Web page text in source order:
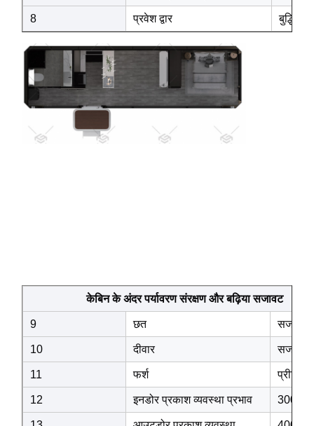
8 प्रवेश द्वार
केबिन के अंदर पर्यावरण संरक्षण और बढ़िया सजावट
9 छत सजावटी
10 दीवार सजावटी
11 फर्श
12 इनडोर प्रकाश व्यवस्था प्रभाव 3000K